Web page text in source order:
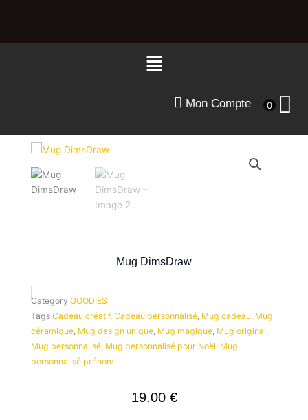
Menu
Mon Compte 0
Mug DimsDraw
Category GOODIES
Tags Cadeau créatif, Cadeau personnalisé, Mug cadeau, Mug
céramique, Mug design unique, Mug magique, Mug original,
Mug personnalisé, Mug personnalisé pour Noël, Mug
personnalisé prénom
19.00 €